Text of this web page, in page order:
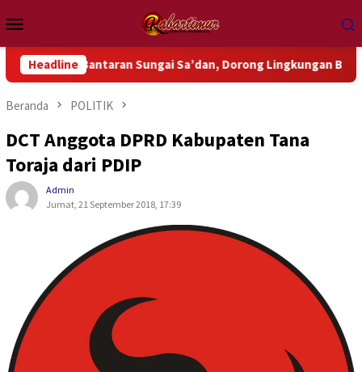
ke
kontenMobile
Headline
Sungai Sa’dan, Dorong Lingkungan Bebas Sampah
Beranda POLITIK
DCT Anggota DPRD Kabupaten Tana
Toraja dari PDIP
Admin
Jumat, 21 September 2018, 17:39